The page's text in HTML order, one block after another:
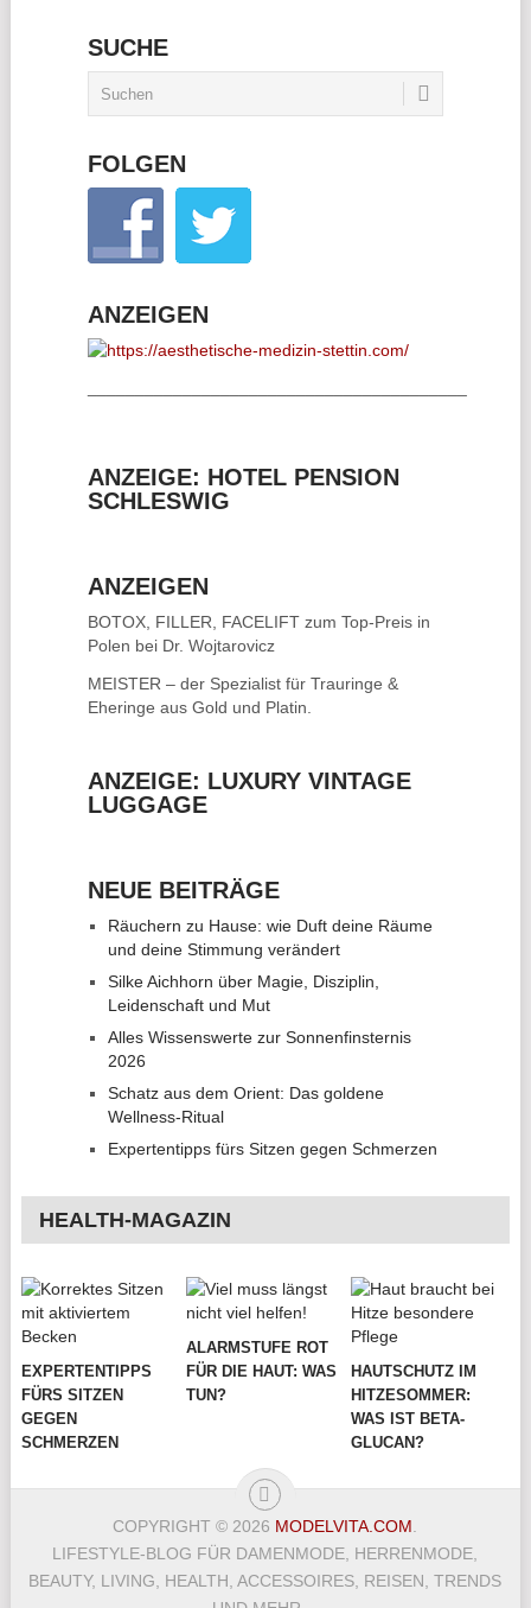
SUCHE
FOLGEN
ANZEIGEN
ANZEIGE: HOTEL PENSION
SCHLESWIG
ANZEIGEN
BOTOX, FILLER, FACELIFTzum Top-Preis in
Polen bei Dr. Wojtarovicz
MEISTER – der Spezialist für Trauringe &
Eheringe aus Gold und Platin.
ANZEIGE: LUXURY VINTAGE
LUGGAGE
NEUE BEITRÄGE
Räuchern zu Hause: wie Duft deine Räume
und deine Stimmung verändert
Silke Aichhorn über Magie, Disziplin,
Leidenschaft und Mut
Alles Wissenswerte zur Sonnenfinsternis
2026
Schatz aus dem Orient: Das goldene
Wellness-Ritual
Expertentipps fürs Sitzen gegen Schmerzen
HEALTH-MAGAZIN
EXPERTENTIPPS
FÜRS SITZEN
GEGEN
SCHMERZEN
ALARMSTUFE ROT
FÜR DIE HAUT: WAS
TUN?
HAUTSCHUTZ IM
HITZESOMMER:
WAS IST BETA-
GLUCAN?
COPYRIGHT © 2026 MODELVITA.COM.
LIFESTYLE-BLOG FÜR DAMENMODE, HERRENMODE,
BEAUTY, LIVING, HEALTH, ACCESSOIRES, REISEN, TRENDS